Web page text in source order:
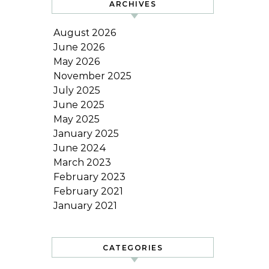
ARCHIVES
August 2026
June 2026
May 2026
November 2025
July 2025
June 2025
May 2025
January 2025
June 2024
March 2023
February 2023
February 2021
January 2021
CATEGORIES